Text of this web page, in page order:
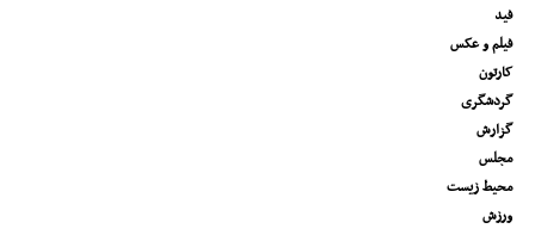
فید
فیلم و عکس
کارتون
گردشگری
گزارش
مجلس
محیط زیست
ورزش